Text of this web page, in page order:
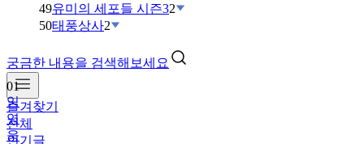
49유미의 세포들 시즌32
50태풍상사2
궁금한 내용을 검색해보세요
즐겨찾기
전체
인기글
01
임
영
웅